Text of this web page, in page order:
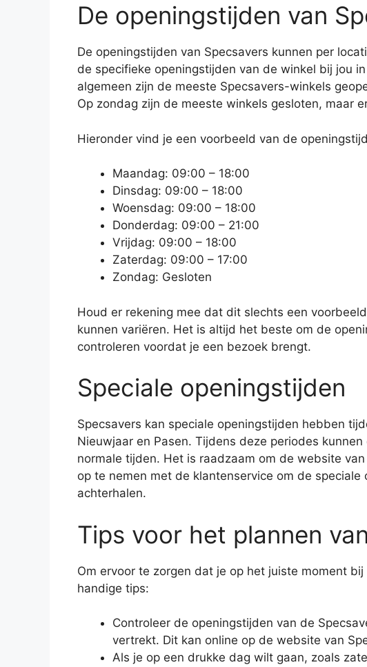
De openingstijden van
De openingstijden van Specsavers kunnen per
de specifieke openingstijden van de winkel bij jou
algemeen zijn de meeste Specsavers-winkels
Op zondag zijn de meeste winkels gesloten, maar
Hieronder vind je een voorbeeld van de
Maandag: 09:00 – 18:00
Dinsdag: 09:00 – 18:00
Woensdag: 09:00 – 18:00
Donderdag: 09:00 – 21:00
Vrijdag: 09:00 – 18:00
Zaterdag: 09:00 – 17:00
Zondag: Gesloten
Houd er rekening mee dat dit slechts een
kunnen variëren. Het is altijd het beste om de
controleren voordat je een bezoek brengt.
Speciale openingstijden
Specsavers kan speciale openingstijden hebben
Nieuwjaar en Pasen. Tijdens deze periodes
normale tijden. Het is raadzaam om de website
op te nemen met de klantenservice om de
achterhalen.
Tips voor het plannen
Om ervoor te zorgen dat je op het juiste moment
handige tips:
Controleer de openingstijden van de
vertrekt. Dit kan online op de website van
Als je op een drukke dag wilt gaan, zoals